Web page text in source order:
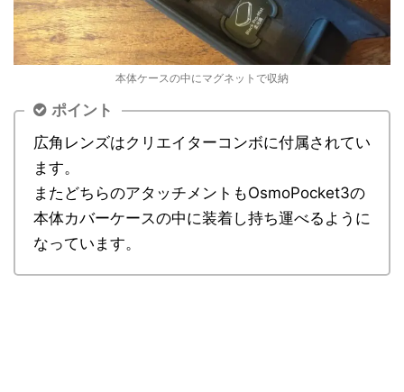
本体ケースの中にマグネットで収納
ポイント
広角レンズはクリエイターコンボに付属されてい
ます。
またどちらのアタッチメントもOsmoPocket3の
本体カバーケースの中に装着し持ち運べるように
なっています。